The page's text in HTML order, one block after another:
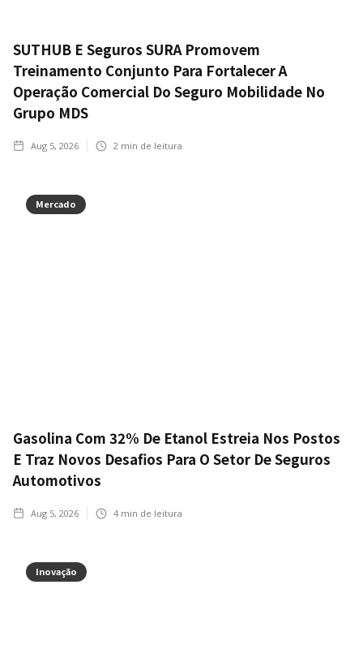
SUTHUB E Seguros SURA Promovem
Treinamento Conjunto Para Fortalecer A
Operação Comercial Do Seguro Mobilidade No
Grupo MDS
Aug 5, 2026 2 min de leitura
Mercado
Gasolina Com 32% De Etanol Estreia Nos Postos
E Traz Novos Desafios Para O Setor De Seguros
Automotivos
Aug 5, 2026 4 min de leitura
Inovação